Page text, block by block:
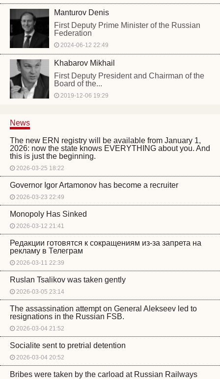
Manturov Denis
First Deputy Prime Minister of the Russian
Federation
2024-06-12 22:49
Khabarov Mikhail
First Deputy President and Chairman of the
Board of the...
2019-12-06 19:29
News
The new ERN registry will be available from January 1,
2026: now the state knows EVERYTHING about you. And
this is just the beginning.
2026-03-25 18:22
Governor Igor Artamonov has become a recruiter
2026-03-23 22:49
Monopoly Has Sinked
2026-03-12 21:41
Редакции готовятся к сокращениям из-за запрета на
рекламу в Телеграм
2026-03-11 22:39
Ruslan Tsalikov was taken gently
2026-03-05 23:14
The assassination attempt on General Alekseev led to
resignations in the Russian FSB.
2026-03-04 21:52
Socialite sent to pretrial detention
2026-03-04 20:52
Bribes were taken by the carload at Russian Railways